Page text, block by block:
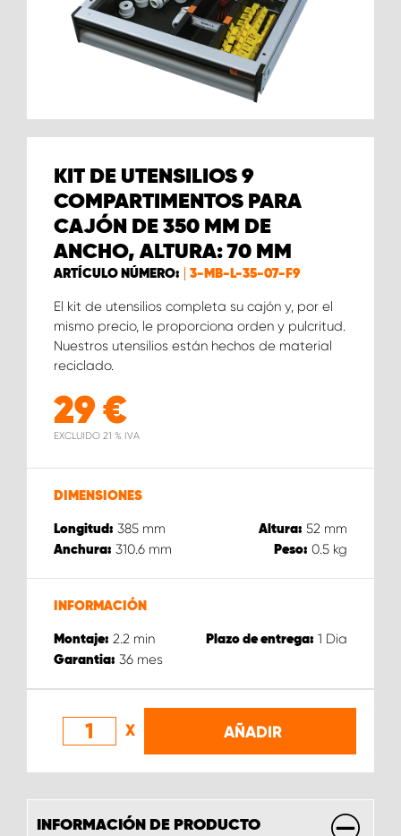
KIT DE UTENSILIOS 9
COMPARTIMENTOS PARA
CAJÓN DE 350 MM DE
ANCHO, ALTURA: 70 MM
ARTÍCULO NÚMERO: 3-MB-L-35-07-F9
El kit de utensilios completa su cajón y, por el
mismo precio, le proporciona orden y pulcritud.
Nuestros utensilios están hechos de material
reciclado.
29 €
EXCLUIDO 21 % IVA
DIMENSIONES
Longitud: 385 mm Altura: 52 mm
Anchura: 310.6 mm Peso: 0.5 kg
INFORMACIÓN
Montaje: 2.2 min Plazo de entrega: 1 Dia
Garantia: 36 mes
X AÑADIR
INFORMACIÓN DE PRODUCTO